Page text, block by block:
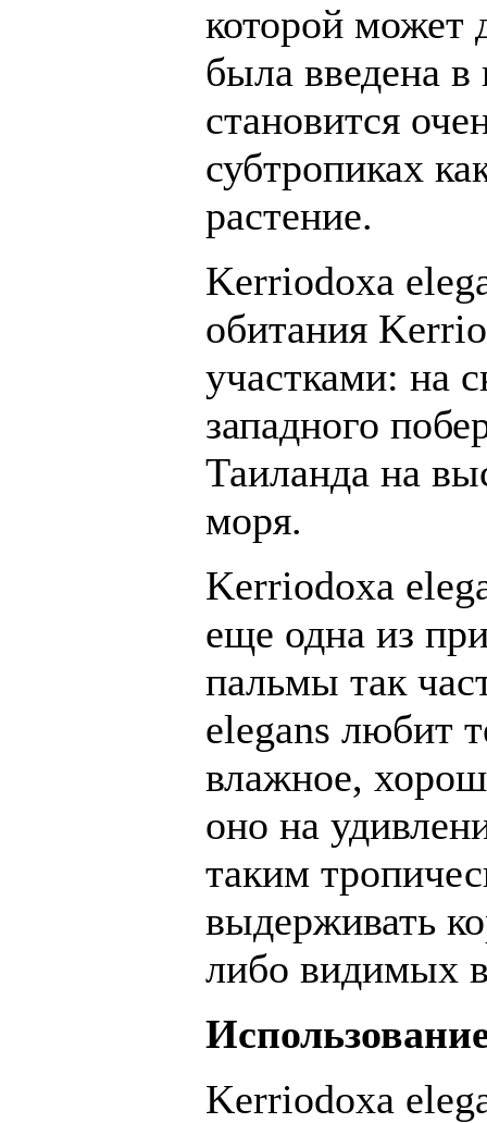
которой может
была введена в
становится
субтропиках
растение.
Kerriodoxa
обитания
участками: на
западного
Таиланда на
моря.
Kerriodoxa
еще одна из
пальмы так
elegans любит
влажное,
оно на
таким
выдерживать
либо видимых
Kerriodoxa